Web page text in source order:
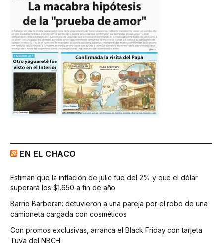
EN EL CHACO
Estiman que la inflación de julio fue del 2% y que el dólar
superará los $1.650 a fin de año
Barrio Barberan: detuvieron a una pareja por el robo de una
camioneta cargada con cosméticos
Con promos exclusivas, arranca el Black Friday con tarjeta
Tuya del NBCH